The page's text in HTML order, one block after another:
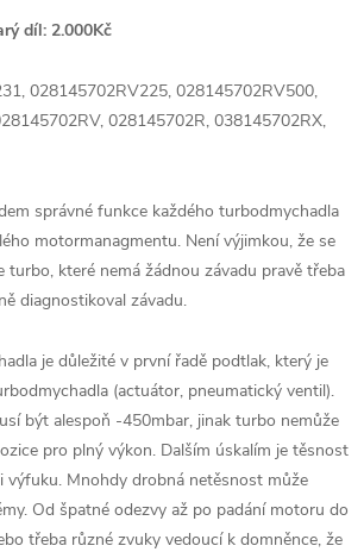
díl: 2.000Kč
028145702RV225, 028145702RV500,
028145702R, 038145702RX,
správné funkce každého turbodmychadla
motormanagmentu. Není výjimkou, že se
turbo, které nemá žádnou závadu pravě třeba
diagnostikoval závadu.
je důležité v první řadě podtlak, který je
(actuátor, pneumatický ventil).
být alespoň -450mbar, jinak turbo nemůže
pro plný výkon. Dalším úskalím je těsnost
výfuku. Mnohdy drobná netěsnost může
Od špatné odezvy až po padání motoru do
třeba různé zvuky vedoucí k domněnce, že